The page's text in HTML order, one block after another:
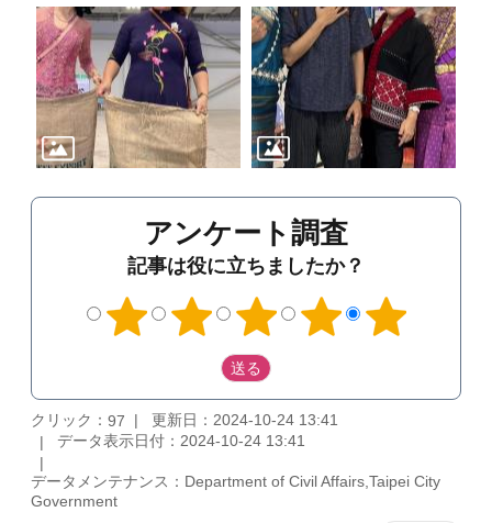
アンケート調査
記事は役に立ちましたか？
クリック： 97
更新日：2024-10-24 13:41
データ表示日付：2024-10-24 13:41
データメンテナンス：Department of Civil Affairs,Taipei City
Government